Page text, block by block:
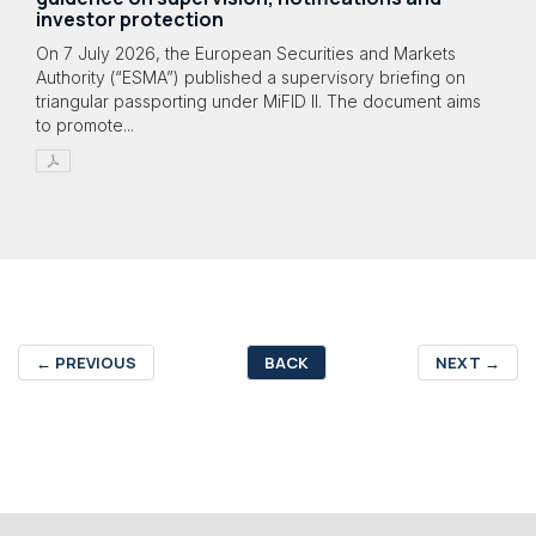
investor protection
On 7 July 2026, the European Securities and Markets
Authority (“ESMA”) published a supervisory briefing on
triangular passporting under MiFID II. The document aims
to promote...
← PREVIOUS BACK NEXT →